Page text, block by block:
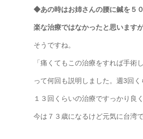
◆あの時はお姉さんの腰に鍼を５
楽な治療ではなかったと思います
そうですね。
「痛くてもこの治療をすれば手術
って何回も説明しました。週3回
１３回くらいの治療ですっかり良
今は７３歳になるけど元気に台湾